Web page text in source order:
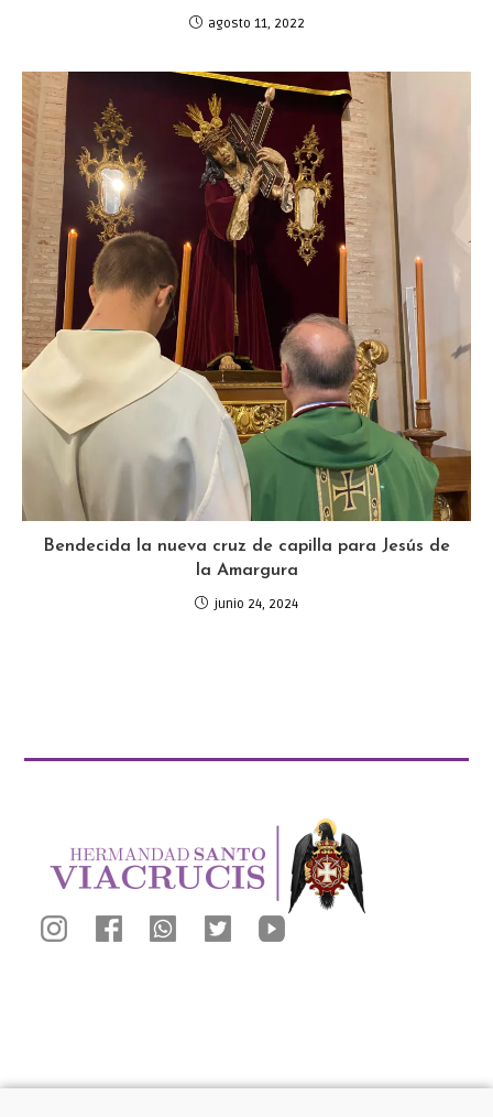
agosto 11, 2022
Bendecida la nueva cruz de capilla para Jesús de
la Amargura
junio 24, 2024